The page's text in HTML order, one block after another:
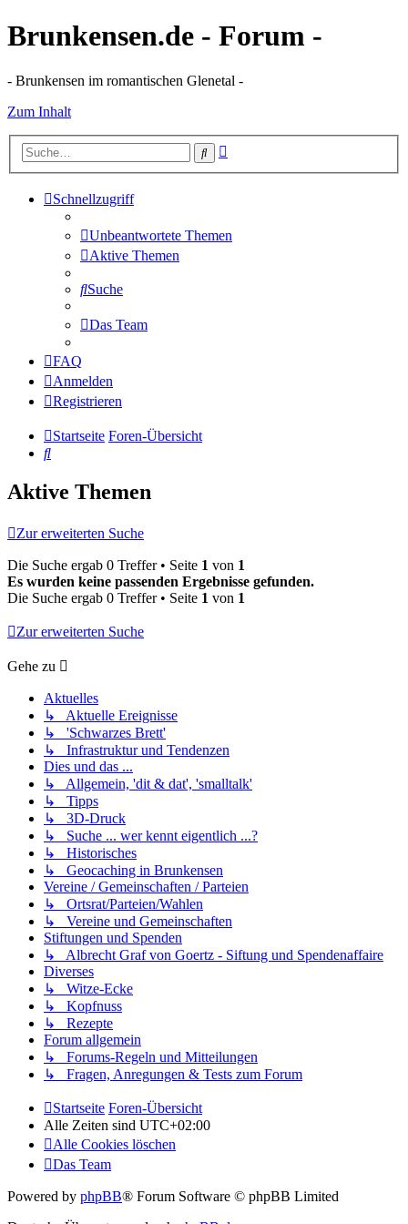
Brunkensen.de - Forum -
- Brunkensen im romantischen Glenetal -
Zum Inhalt
Suche
Schnellzugriff
Unbeantwortete Themen
Aktive Themen
Suche
Das Team
FAQ
Anmelden
Registrieren
Startseite Foren-Übersicht
Suche
Aktive Themen
Zur erweiterten Suche
Die Suche ergab 0 Treffer • Seite 1 von 1
Es wurden keine passenden Ergebnisse gefunden.
Die Suche ergab 0 Treffer • Seite 1 von 1
Zur erweiterten Suche
Gehe zu
Aktuelles
↳ Aktuelle Ereignisse
↳ 'Schwarzes Brett'
↳ Infrastruktur und Tendenzen
Dies und das ...
↳ Allgemein, 'dit & dat', 'smalltalk'
↳ Tipps
↳ 3D-Druck
↳ Suche ... wer kennt eigentlich ...?
↳ Historisches
↳ Geocaching in Brunkensen
Vereine / Gemeinschaften / Parteien
↳ Ortsrat/Parteien/Wahlen
↳ Vereine und Gemeinschaften
Stiftungen und Spenden
↳ Albrecht Graf von Goertz - Siftung und Spendenaffaire
Diverses
↳ Witze-Ecke
↳ Kopfnuss
↳ Rezepte
Forum allgemein
↳ Forums-Regeln und Mitteilungen
↳ Fragen, Anregungen & Tests zum Forum
Startseite Foren-Übersicht
Alle Zeiten sind UTC+02:00
Alle Cookies löschen
Das Team
Powered by phpBB® Forum Software © phpBB Limited